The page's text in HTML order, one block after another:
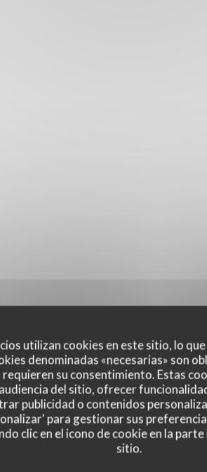
utilizan cookies en este sitio, lo
denominadas «necesarias» son
su consentimiento. Estas
del sitio, ofrecer
publicidad o contenidos
para gestionar sus
clic en el icono de cookie en la
sitio.
nuestros clientes